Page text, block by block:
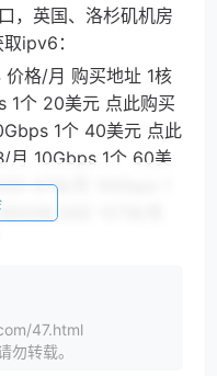
，英国、洛杉矶机房
ipv6：
格/月 购买地址 1核
1个 20美元 点此购买
1个 40美元 点此
月 10Gbps 1个 60美
8TB/月 10Gbps 1
SSD 12TB/月
RAID50 HDD硬盘，
端口，英国、
格 购买地址 1核 1G
47.html
勿转载。